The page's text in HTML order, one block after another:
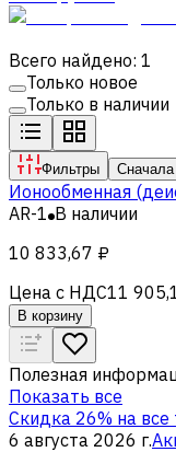
Всего найдено: 1
Только новое
Только в наличии
Фильтры
Ионообменная
AR-1 В наличии
10 833,67 ₽
Цена с НДС11
В корзину
Полезная
Показать все
Скидка 26% на
6 августа 2026 г.